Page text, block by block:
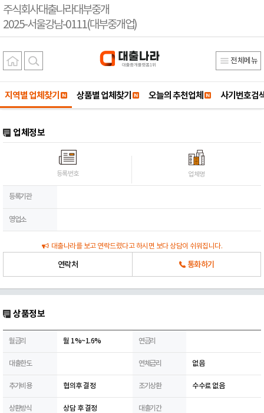
주식회사대출나라대부중개
2025-서울강남-0111(대부중개업)
전체메뉴
지역별 업체찾기 상품별 업체찾기 오늘의 추천업체 사기번호검
업체정보
등록번호 업체명
등록기관
영업소
대출나라를 보고 연락드렸다고 하시면 보다 상담이 쉬워집니다.
연락처 통화하기
상품정보
월금리 월 1%~1.6% 연금리
대출한도 연체금리 없음
추가비용 협의후 결정 조기상환 수수료 없음
상환방식 상담 후 결정 대출기간